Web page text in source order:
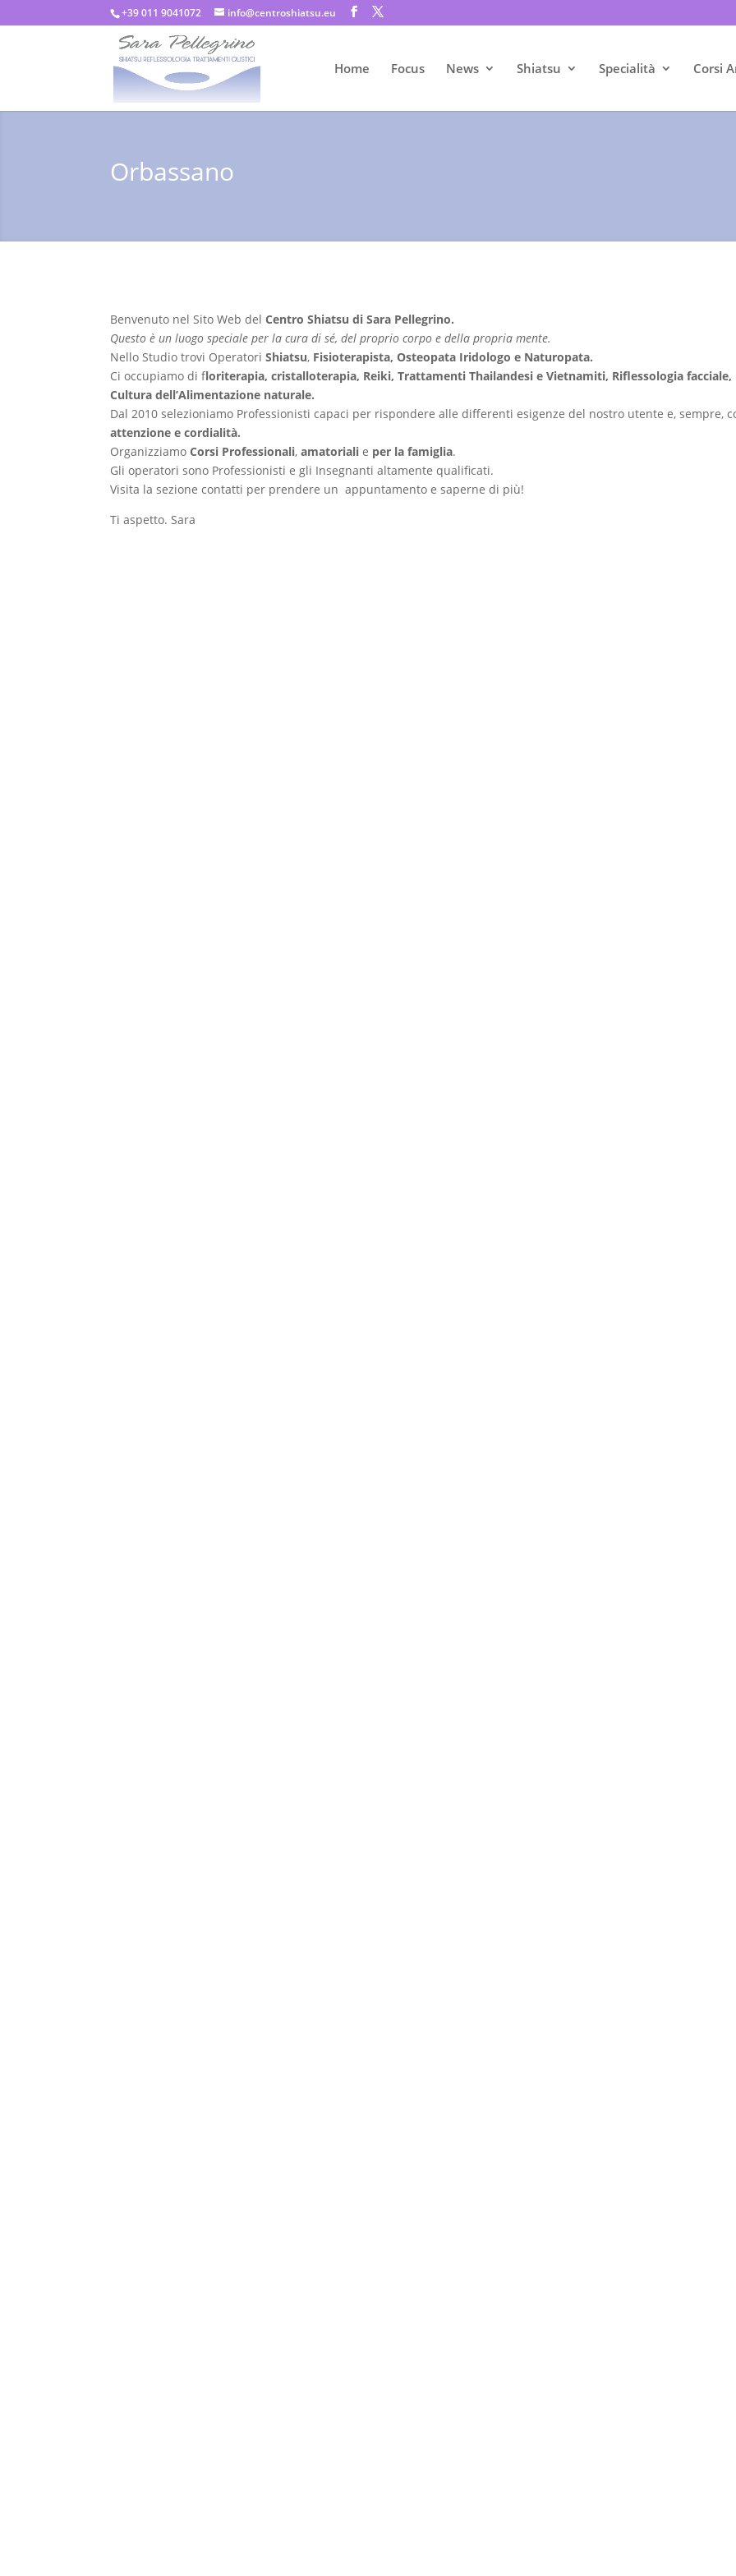
+39 011 9041072 info@centroshiatsu.eu
Home Focus News Shiatsu Specialità Corsi
Orbassano
Benvenuto nel Sito Web delCentro Shiatsu di Sara Pellegrino.
Questo è un luogo speciale per la cura di sé, del proprio corpo e della propria mente.
Nello Studio trovi OperatoriShiatsu, Fisioterapista, Osteopata Iridologo e Naturopata.
Ci occupiamo di floriterapia, cristalloterapia, Reiki, Trattamenti Thailandesi e Vietnamiti, Riflessologia facciale,
Cultura dell’Alimentazione naturale.
Dal 2010 selezioniamo Professionisti capaci per rispondere alle differenti esigenze del nostro utente e, sempre,
attenzione e cordialità.
OrganizziamoCorsi Professionali,amatoriali e per la famiglia.
Gli operatori sono Professionisti e gli Insegnanti altamente qualificati.
Visita la sezione contatti per prendere un appuntamento e saperne di più!
Ti aspetto. Sara